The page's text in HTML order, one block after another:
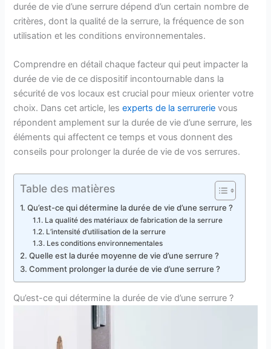
durée de vie d’une serrure dépend d’un certain nombre de
critères, dont la qualité de la serrure, la fréquence de son
utilisation et les conditions environnementales.
Comprendre en détail chaque facteur qui peut impacter la
durée de vie de ce dispositif incontournable dans la
sécurité de vos locaux est crucial pour mieux orienter votre
choix. Dans cet article, lesexperts de la serrurerie vous
répondent amplement sur la durée de vie d’une serrure, les
éléments qui affectent ce temps et vous donnent des
conseils pour prolonger la durée de vie de vos serrures.
Table des matières
Qu’est-ce qui détermine la durée de vie d’une serrure ?
La qualité des matériaux de fabrication de la serrure
L’intensité d’utilisation de la serrure
Les conditions environnementales
Quelle est la durée moyenne de vie d’une serrure ?
Comment prolonger la durée de vie d’une serrure ?
Qu’est-ce qui détermine la durée de vie d’une serrure ?